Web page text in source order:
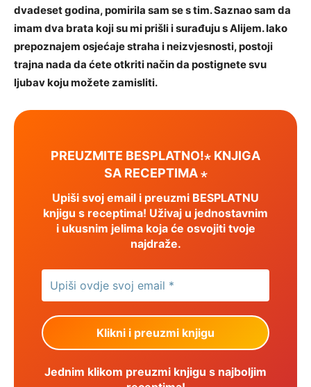
dvadeset godina, pomirila sam se s tim. Saznao sam da
imam dva brata koji su mi prišli i surađuju s Alijem. Iako
prepoznajem osjećaje straha i neizvjesnosti, postoji
trajna nada da ćete otkriti način da postignete svu
ljubav koju možete zamisliti.
PREUZMITE BESPLATNO!⋆ KNJIGA
SA RECEPTIMA ⋆
Upiši svoj email i preuzmi BESPLATNU
knjigu s receptima! Uživaj u jednostavnim
i ukusnim jelima koja će osvojiti tvoje
najdraže.
Jednim klikom preuzmi knjigu s najboljim